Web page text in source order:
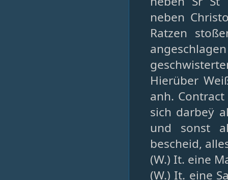
neben
Ratzen
Hierüber
anh.
sich darbeÿ
und sonst
bescheid,
(W.) It. eine
(W.) It. eine